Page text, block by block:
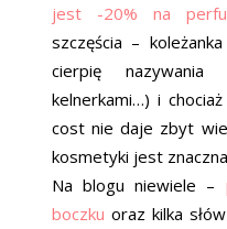
jest -20% na
szczęścia –
cierpię nazywania
kelnerkami…) i
cost nie daje zbyt
kosmetyki jest
Na blogu niewiele –
boczku oraz kilka